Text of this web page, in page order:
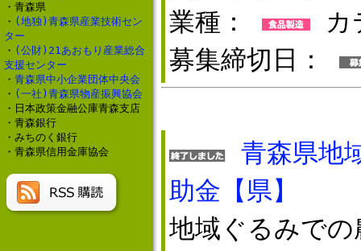
・青森県
・ (地独)青森県産業技術セン
ター
・ (公財)21あおもり産業総合
支援センター
・ 青森県中小企業団体中央会
・ (一社)青森県物産振興協会
・日本政策金融公庫青森支店
・青森銀行
・みちのく銀行
・青森県信用金庫協会
業種：
カ
募集締切日：
青森県地
助金【県】
地域ぐるみで